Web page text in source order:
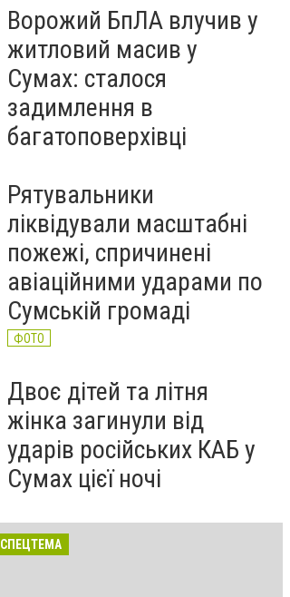
Ворожий БпЛА влучив у
житловий масив у
Сумах: сталося
задимлення в
багатоповерхівці
Рятувальники
ліквідували масштабні
пожежі, спричинені
авіаційними ударами по
Сумській громаді
ФОТО
Двоє дітей та літня
жінка загинули від
ударів російських КАБ у
Сумах цієї ночі
СПЕЦТЕМА